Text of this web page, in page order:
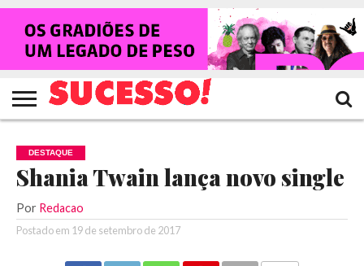
HOME
NOTÍCIAS
SHOWS
ENTREVISTAS
CLIQUES
RANKING
CROWLEY
TV
SUCESSO!
REVISTA
SUCESSO!
DESTAQUE
Shania Twain lança novo single
Por Redacao
Postado em 19 de setembro de 2017